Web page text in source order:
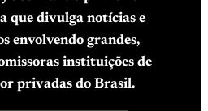
que divulga notícias e
envolvendo grandes,
instituições de
privadas do Brasil.